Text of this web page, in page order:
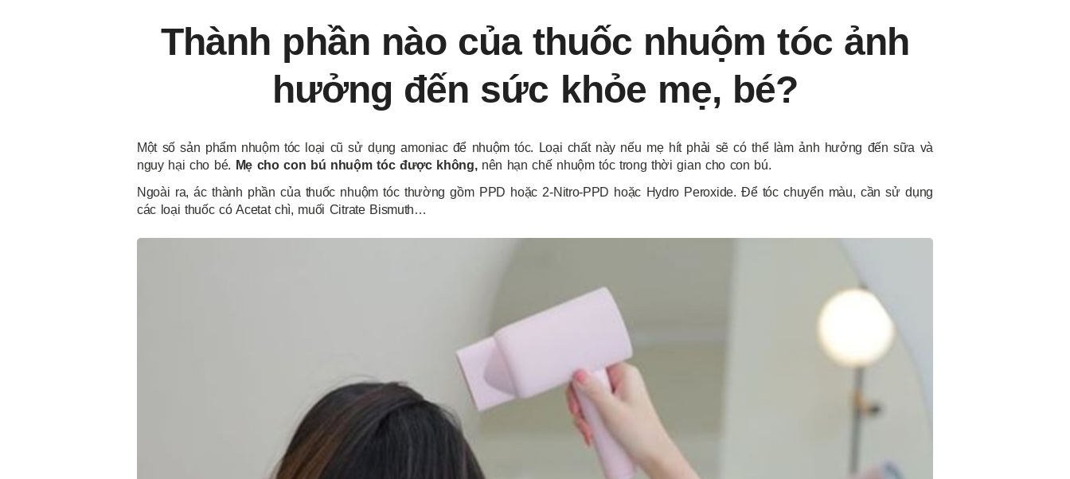
Thành phần nào của thuốc nhuộm tóc ảnh
hưởng đến sức khỏe mẹ, bé?
Một số sản phẩm nhuộm tóc loại cũ sử dụng amoniac để nhuộm tóc. Loại chất này nếu mẹ hít phải sẽ có thể làm ảnh hưởng đến sữa và
nguy hại cho bé. Mẹ cho con bú nhuộm tóc được không, nên hạn chế nhuộm tóc trong thời gian cho con bú.
Ngoài ra,ác thành phần của thuốc nhuộm tóc thường gồm PPD hoặc 2-Nitro-PPD hoặc Hydro Peroxide. Để tóc chuyển màu, cần sử dụng
các loại thuốc có Acetat chì, muối Citrate Bismuth…